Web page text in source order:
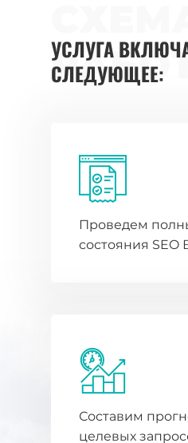
Проведем
состояния SEO
Составим
целевых
УСЛУГА
СЛЕДУЮЩЕЕ: